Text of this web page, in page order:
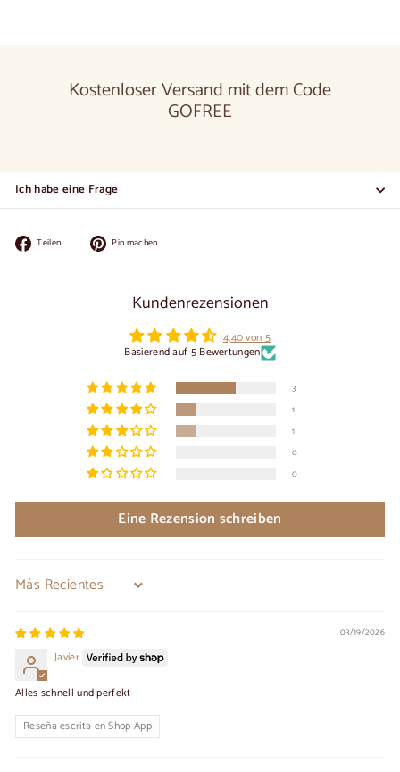
Kostenloser Versand mit dem Code
GOFREE
Ich habe eine Frage
Teilen
Facebook
Pin machen
Kundenrezensionen
4,40 von 5
Basierend auf 5 Bewertungen
3
1
1
0
0
Eine Rezension schreiben
Sort by
03/19/2026
Javier
Alles schnell und perfekt
Reseña escrita en Shop App